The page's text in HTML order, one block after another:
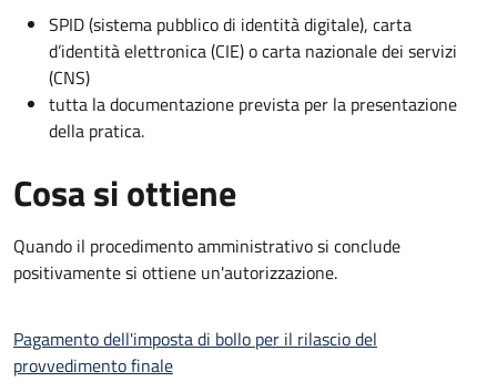
SPID (sistema pubblico di identità digitale), carta
d’identità elettronica (CIE) o carta nazionale dei servizi
(CNS)
tutta la documentazione prevista per la presentazione
della pratica.
Cosa si ottiene
Quando il procedimento amministrativo si conclude
positivamente si ottiene un'autorizzazione.
Pagamento dell'imposta di bollo per il rilascio del
provvedimento finale